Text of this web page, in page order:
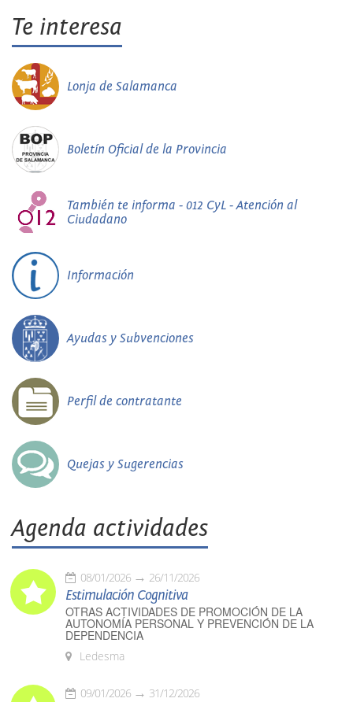
Te interesa
Lonja de Salamanca
Boletín Oficial de la Provincia
También te informa - 012 CyL - Atención al
Ciudadano
Información
Ayudas y Subvenciones
Perfil de contratante
Quejas y Sugerencias
Agenda actividades
08/01/2026 26/11/2026
Estimulación Cognitiva
OTRAS ACTIVIDADES DE PROMOCIÓN DE LA
AUTONOMÍA PERSONAL Y PREVENCIÓN DE LA
DEPENDENCIA
Ledesma
09/01/2026 31/12/2026